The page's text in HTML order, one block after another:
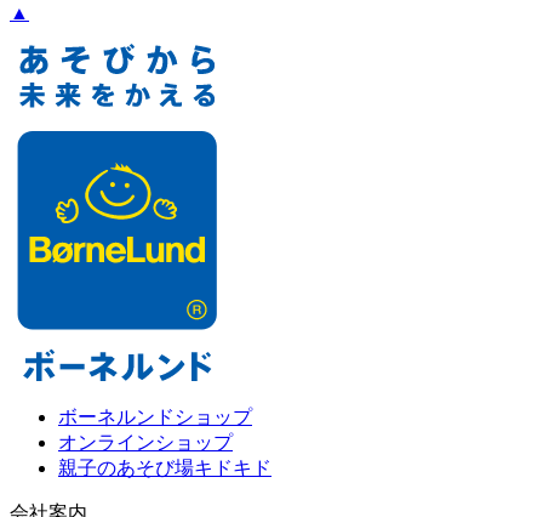
▲
ボーネルンドショップ
オンラインショップ
親子のあそび場キドキド
会社案内